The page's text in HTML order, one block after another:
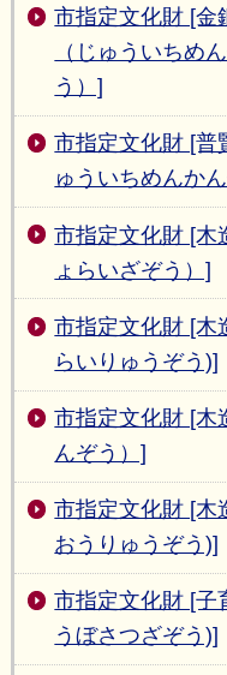
市指定文化財 [
（じゅういちめ
う）]
市指定文化財 [
ゅういちめんか
市指定文化財 [木
ょらいざぞう）]
市指定文化財 [木
らいりゅうぞう)]
市指定文化財 [木
んぞう）]
市指定文化財 [木
おうりゅうぞう)]
市指定文化財 [子
うぼさつざぞう)]